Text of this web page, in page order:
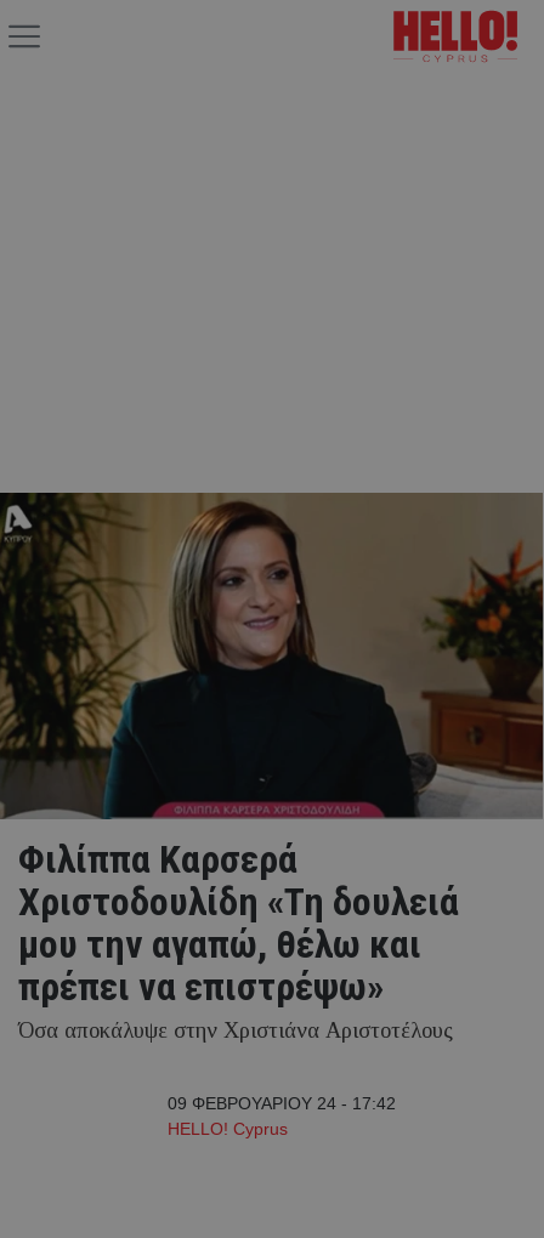
Φιλίππα Καρσερά
Χριστοδουλίδη «Τη δουλειά
μου την αγαπώ, θέλω και
πρέπει να επιστρέψω»
Όσα αποκάλυψε στην Χριστιάνα Αριστοτέλους
09 ΦΕΒΡΟΥΑΡΙΟΥ 24 - 17:42
HELLO! Cyprus